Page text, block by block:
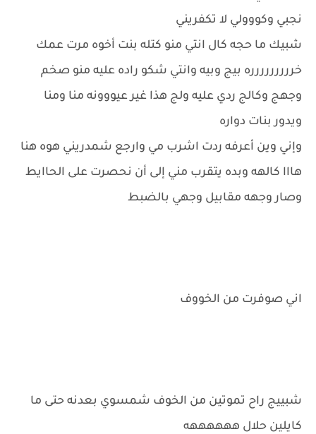
نجبي وكووولي لا تكفريني
شبيك ما حجه كال انتي منو كتله بنت أخوه مرت عمك
خررررررررره بيج وبيه وانتي شكو راده عليه منو صخم
وجهج وكالج ردي عليه ولج هذا غير عيووونه منا ومنا
ويدور بنات دواره
وإني وين أعرفه ردت اشرب مي وارجع شمدريني هوه هنا
هااا كالهه وبده يتقرب مني إلى أن نحصرت على الحاايط
وصار وجهه مقابيل وجهي بالضبط
اني صوفرت من الخووف
شبييج راح تموتين من الخوف شمسوي بعدنه حتى ما
كايلين حلال ههههههه